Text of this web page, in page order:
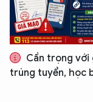
Cẩn trọng với
trúng tuyển, học
An Ninh